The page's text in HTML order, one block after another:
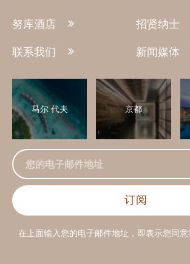
努库酒店 招贤纳士
联系我们 新闻媒体
马尔 代夫 京都
在上面输入您的电子邮件地址，即表示您同意